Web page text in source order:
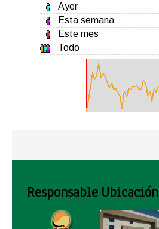
Ayer
Esta semana
Este mes
Todo
Responsable Ubicación